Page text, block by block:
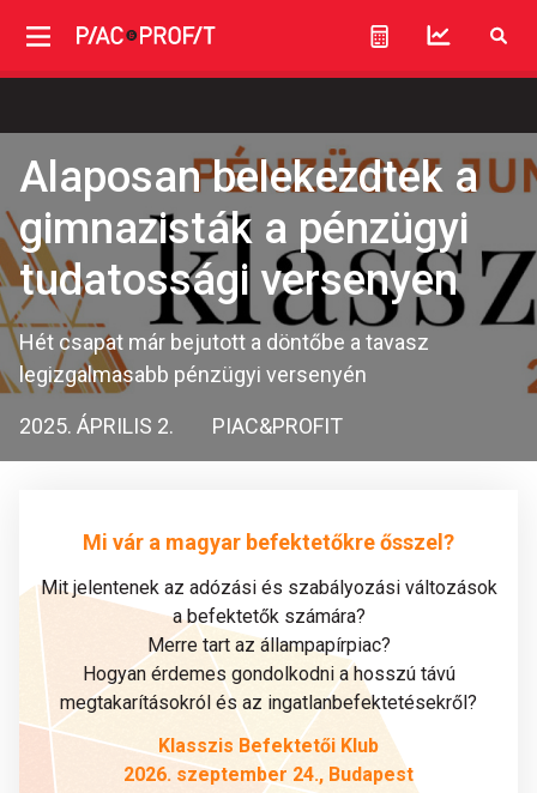
Alaposan belekezdtek a
gimnazisták a pénzügyi
tudatossági versenyen
Hét csapat már bejutott a döntőbe a tavasz
legizgalmasabb pénzügyi versenyén
2025. ÁPRILIS 2. PIAC&PROFIT
Mi vár a magyar befektetőkre ősszel?
Mit jelentenek az adózási és szabályozási változások
a befektetők számára?
Merre tart az állampapírpiac?
Hogyan érdemes gondolkodni a hosszú távú
megtakarításokról és az ingatlanbefektetésekről?
Klasszis Befektetői Klub
2026. szeptember 24., Budapest